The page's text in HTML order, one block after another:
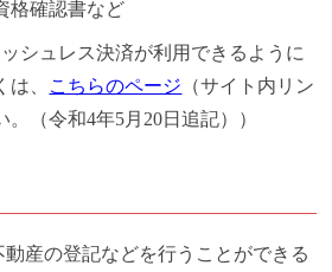
格確認書など
シュレス決済が利用できるように
、 こちらのページ （サイト内リン
（令和4年5月20日追記））
産の登記などを行うことができる